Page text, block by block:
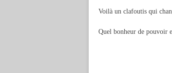
Voilà un clafoutis qui
Quel bonheur de pouvoir